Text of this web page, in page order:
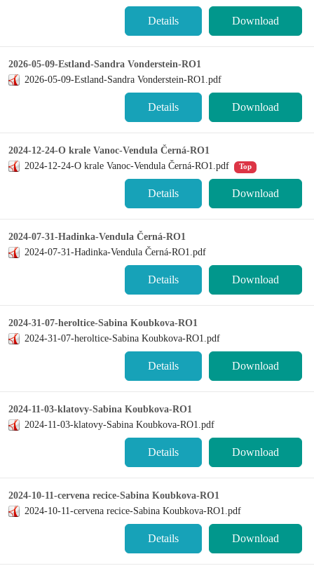
Download
Details
2026-05-09-Estland-Sandra Vonderstein-RO1
2026-05-09-Estland-Sandra Vonderstein-RO1.pdf
Download
Details
2024-12-24-O krale Vanoc-Vendula Černá-RO1
2024-12-24-O krale Vanoc-Vendula Černá-RO1.pdf
Top
Download
Details
2024-07-31-Hadinka-Vendula Černá-RO1
2024-07-31-Hadinka-Vendula Černá-RO1.pdf
Download
Details
2024-31-07-heroltice-Sabina Koubkova-RO1
2024-31-07-heroltice-Sabina Koubkova-RO1.pdf
Download
Details
2024-11-03-klatovy-Sabina Koubkova-RO1
2024-11-03-klatovy-Sabina Koubkova-RO1.pdf
Download
Details
2024-10-11-cervena recice-Sabina Koubkova-RO1
2024-10-11-cervena recice-Sabina Koubkova-RO1.pdf
Download
Details